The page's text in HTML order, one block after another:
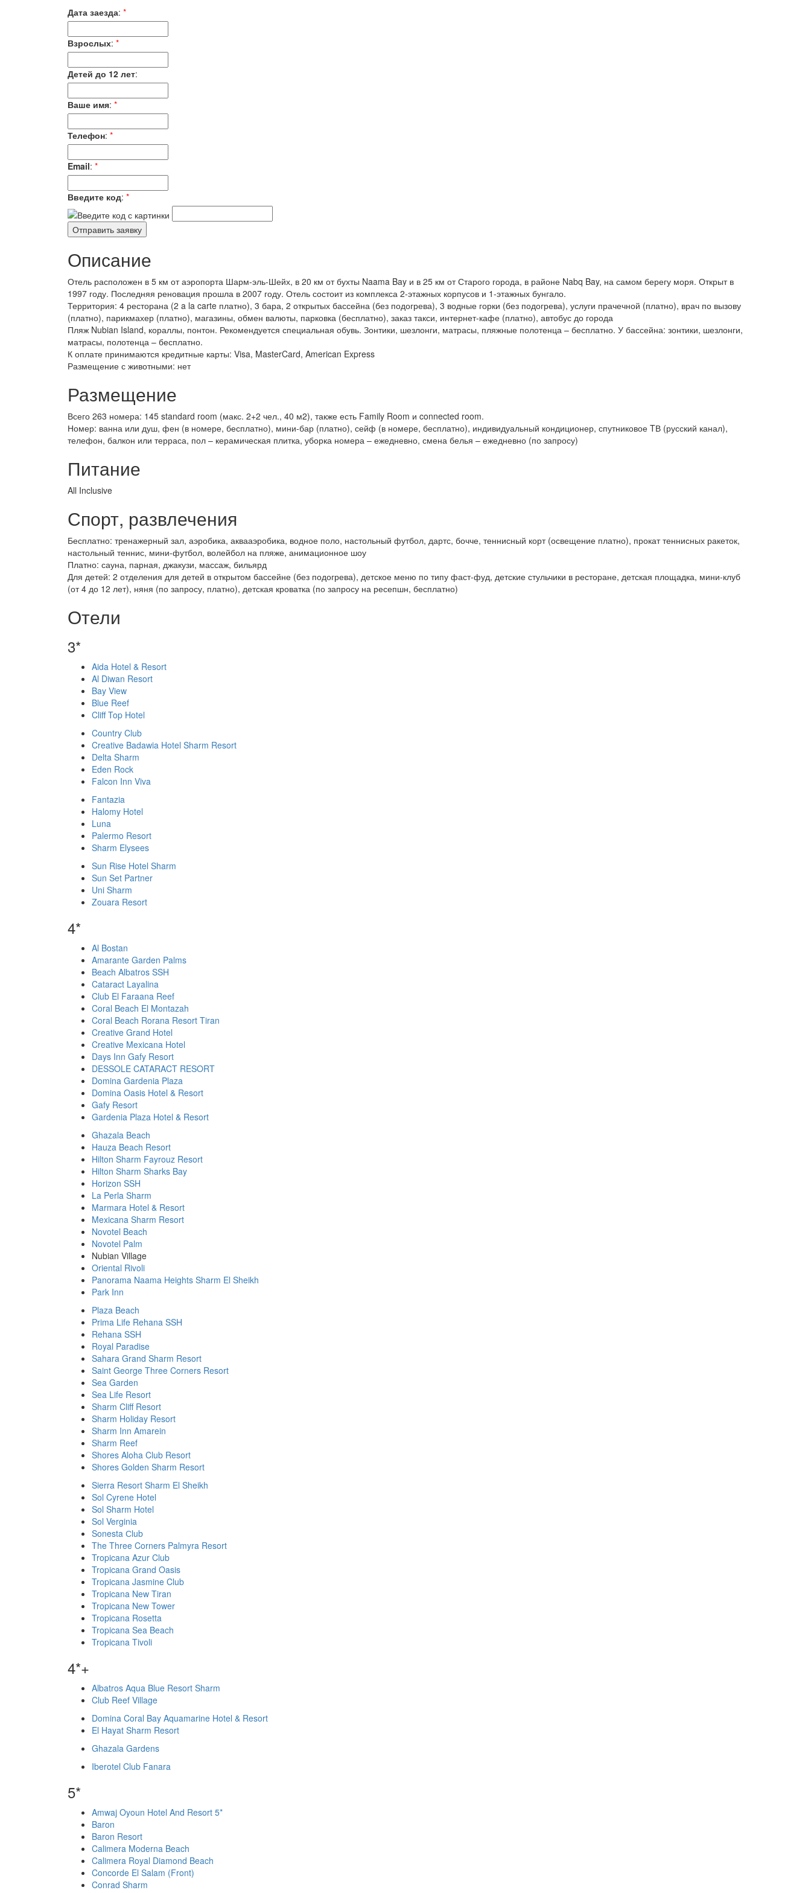
Дата заезда: *
Взрослых: *
Детей до 12 лет:
Ваше имя: *
Телефон: *
Email: *
Введите код: *
Описание
Отель расположен в 5 км от аэропорта Шарм-эль-Шейх, в 20 км от бухты Naama Bay и в 25 км от Старого города, в районе Nabq Bay, на самом берегу моря. Открыт в
1997 году. Последняя реновация прошла в 2007 году. Отель состоит из комплекса 2-этажных корпусов и 1-этажных бунгало.
Территория: 4 ресторана (2 a la carte платно), 3 бара, 2 открытых бассейна (без подогрева), 3 водные горки (без подогрева), услуги прачечной (платно), врач по вызову
(платно), парикмахер (платно), магазины, обмен валюты, парковка (бесплатно), заказ такси, интернет-кафе (платно), автобус до города
Пляж Nubian Island, кораллы, понтон. Рекомендуется специальная обувь. Зонтики, шезлонги, матрасы, пляжные полотенца – бесплатно. У бассейна: зонтики, шезлонги,
матрасы, полотенца – бесплатно.
К оплате принимаются кредитные карты: Visa, MasterCard, American Express
Размещение с животными: нет
Размещение
Всего 263 номера: 145 standard room (макс. 2+2 чел., 40 м2), также есть Family Room и connected room.
Номер: ванна или душ, фен (в номере, бесплатно), мини-бар (платно), сейф (в номере, бесплатно), индивидуальный кондиционер, спутниковое TВ (русский канал),
телефон, балкон или терраса, пол – керамическая плитка, уборка номера – ежедневно, смена белья – ежедневно (по запросу)
Питание
All Inclusive
Спорт, развлечения
Бесплатно: тренажерный зал, аэробика, аквааэробика, водное поло, настольный футбол, дартс, бочче, теннисный корт (освещение платно), прокат теннисных ракеток,
настольный теннис, мини-футбол, волейбол на пляже, анимационное шоу
Платно: сауна, парная, джакузи, массаж, бильярд
Для детей: 2 отделения для детей в открытом бассейне (без подогрева), детское меню по типу фаст-фуд, детские стульчики в ресторане, детская площадка, мини-клуб
(от 4 до 12 лет), няня (по запросу, платно), детская кроватка (по запросу на ресепшн, бесплатно)
Отели
3*
Aida Hotel & Resort
Al Diwan Resort
Bay View
Blue Reef
Cliff Top Hotel
Country Club
Creative Badawia Hotel Sharm Resort
Delta Sharm
Eden Rock
Falcon Inn Viva
Fantazia
Halomy Hotel
Luna
Palermo Resort
Sharm Elysees
Sun Rise Hotel Sharm
Sun Set Partner
Uni Sharm
Zouara Resort
4*
Al Bostan
Amarante Garden Palms
Beach Albatros SSH
Cataract Layalina
Club El Faraana Reef
Coral Beach El Montazah
Coral Beach Rorana Resort Tiran
Creative Grand Hotel
Creative Mexicana Hotel
Days Inn Gafy Resort
DESSOLE CATARACT RESORT
Domina Gardenia Plaza
Domina Oasis Hotel & Resort
Gafy Resort
Gardenia Plaza Hotel & Resort
Ghazala Beach
Hauza Beach Resort
Hilton Sharm Fayrouz Resort
Hilton Sharm Sharks Bay
Horizon SSH
La Perla Sharm
Marmara Hotel & Resort
Mexicana Sharm Resort
Novotel Beach
Novotel Palm
Nubian Village
Oriental Rivoli
Panorama Naama Heights Sharm El Sheikh
Park Inn
Plaza Beach
Prima Life Rehana SSH
Rehana SSH
Royal Paradise
Sahara Grand Sharm Resort
Saint George Three Corners Resort
Sea Garden
Sea Life Resort
Sharm Cliff Resort
Sharm Holiday Resort
Sharm Inn Amarein
Sharm Reef
Shores Aloha Club Resort
Shores Golden Sharm Resort
Sierra Resort Sharm El Sheikh
Sol Cyrene Hotel
Sol Sharm Hotel
Sol Verginia
Sonesta Сlub
The Three Corners Palmyra Resort
Tropicana Azur Club
Tropicana Grand Oasis
Tropicana Jasmine Club
Tropicana New Tiran
Tropicana New Tower
Tropicana Rosetta
Tropicana Sea Beach
Tropicana Tivoli
4*+
Albatros Aqua Blue Resort Sharm
Club Reef Village
Domina Coral Bay Aquamarine Hotel & Resort
El Hayat Sharm Resort
Ghazala Gardens
Iberotel Club Fanara
5*
Amwaj Oyoun Hotel And Resort 5*
Baron
Baron Resort
Calimera Moderna Beach
Calimera Royal Diamond Beach
Concorde El Salam (Front)
Conrad Sharm